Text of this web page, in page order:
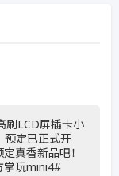
刷LCD屏插卡小
预定已正式开
真香新品吧！
玩mini4#